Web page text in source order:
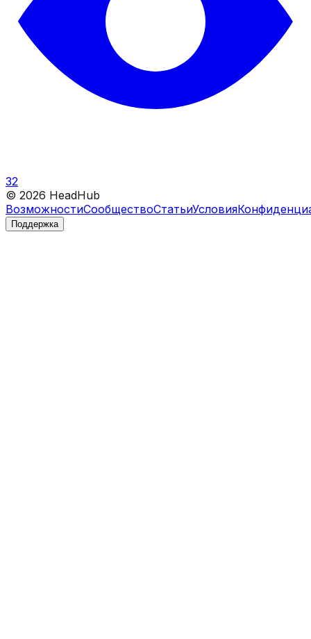
32
© 2026 HeadHub
ВозможностиСообществоСтатьиУсловия
Поддержка